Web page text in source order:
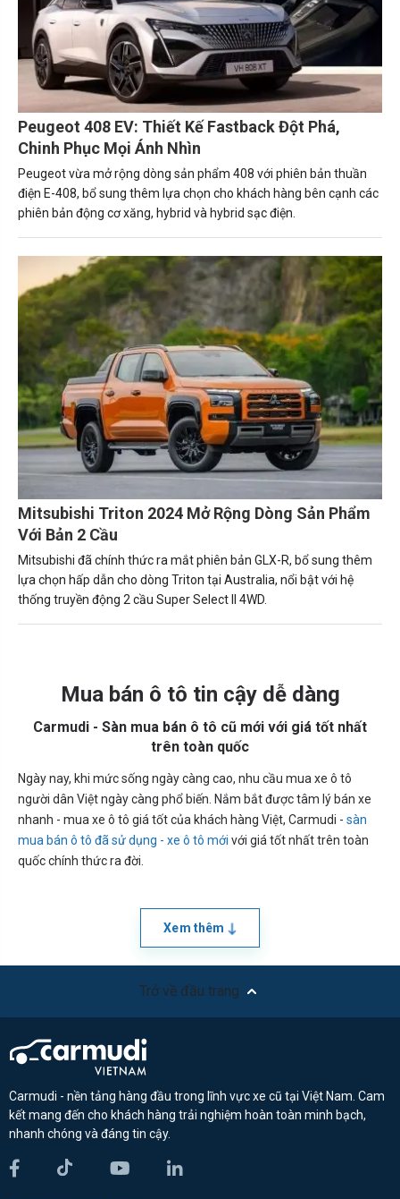
Peugeot 408 EV: Thiết Kế Fastback Đột Phá,
Chinh Phục Mọi Ánh Nhìn
Peugeot vừa mở rộng dòng sản phẩm 408 với phiên bản thuần
điện E-408, bổ sung thêm lựa chọn cho khách hàng bên cạnh các
phiên bản động cơ xăng, hybrid và hybrid sạc điện.
Mitsubishi Triton 2024 Mở Rộng Dòng Sản Phẩm
Với Bản 2 Cầu
Mitsubishi đã chính thức ra mắt phiên bản GLX-R, bổ sung thêm
lựa chọn hấp dẫn cho dòng Triton tại Australia, nổi bật với hệ
thống truyền động 2 cầu Super Select II 4WD.
Mua bán ô tô tin cậy dễ dàng
Carmudi - Sàn mua bán ô tô cũ mới với giá tốt nhất
trên toàn quốc
Ngày nay, khi mức sống ngày càng cao, nhu cầu mua xe ô tô
người dân Việt ngày càng phổ biến. Nắm bắt được tâm lý bán xe
nhanh - mua xe ô tô giá tốt của khách hàng Việt, Carmudi - sàn
mua bán ô tô đã sử dụng - xe ô tô mới với giá tốt nhất trên toàn
quốc chính thức ra đời.
Xem thêm
Trở về đầu trang
Carmudi - nền tảng hàng đầu trong lĩnh vực xe cũ tại Việt Nam. Cam
kết mang đến cho khách hàng trải nghiệm hoàn toàn minh bạch,
nhanh chóng và đáng tin cậy.